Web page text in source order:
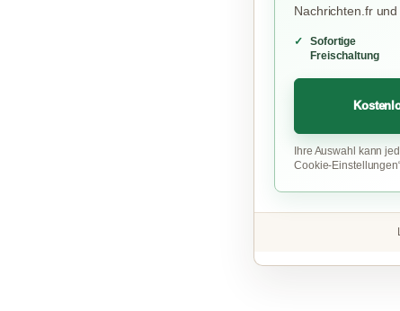
Nachrichten.fr
Sofortige
Freischaltung
Ihre Auswahl kann
Cookie-